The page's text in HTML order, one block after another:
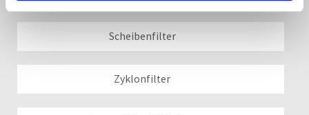
Scheibenfilter
Zyklonfilter